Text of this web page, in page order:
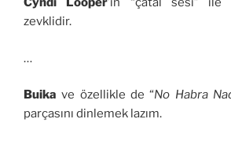
zevklidir.
…
Buika ve özellikle de “No Habra
parçasını dinlemek lazım.